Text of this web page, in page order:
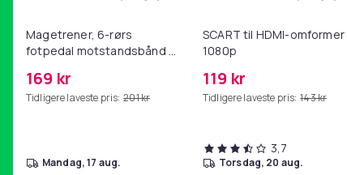
Magetrener, 6-rørs
fotpedal motstandsbånd -
yoga og
hjemmegymnastikk Pink
169 kr
Tidligere laveste pris: 201 kr
mandag, 17 aug.
SCART til HDMI-omformer
1080p
119 kr
Tidligere laveste pris: 143 kr
3,7
torsdag, 20 aug.